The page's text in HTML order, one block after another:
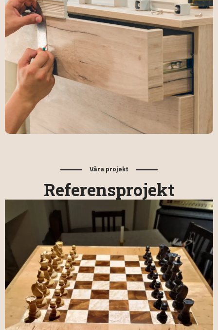
Våra projekt
Referensprojekt